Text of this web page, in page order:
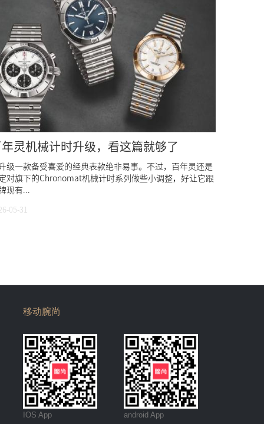
灵机械计时升级，看这篇就够了
级一款备受喜爱的经典表款绝非易事。不过，百年灵还是
对旗下的Chronomat机械计时系列做些小调整，好让它跟
现有...
05-31
移动腕尚
IOS App android App